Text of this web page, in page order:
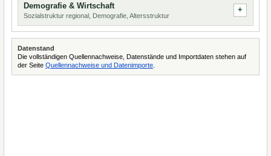
Demografie & Wirtschaft
Sozialstruktur regional, Demografie, Altersstruktur
Datenstand
Die vollständigen Quellennachweise, Datenstände und Importdaten stehen auf
der Seite Quellennachweise und Datenimporte